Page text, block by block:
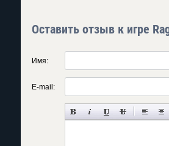
Оставить отзыв к игре
Имя:
E-mail: